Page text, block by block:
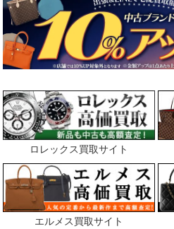
ロレックス買取サイト
エルメス買取サイト